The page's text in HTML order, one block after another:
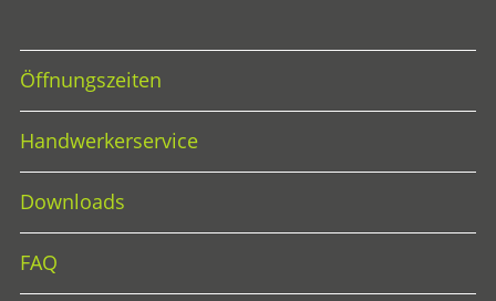
Öffnungszeiten
Handwerkerservice
Downloads
FAQ